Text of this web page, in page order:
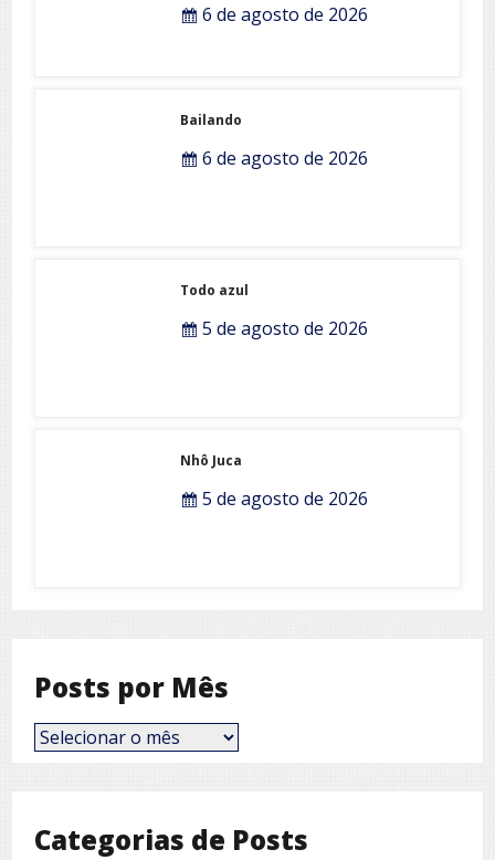
6 de agosto de 2026
Bailando
6 de agosto de 2026
Todo azul
5 de agosto de 2026
Nhô Juca
5 de agosto de 2026
Posts por Mês
Posts
por
Categorias de Posts